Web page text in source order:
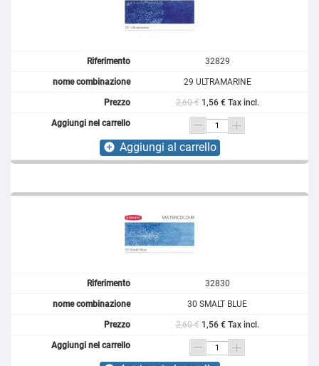
32829
29 ULTRAMARINE
2,60 € 1,56 € Tax incl.
add_circle Aggiungi al carrello
32830
30 SMALT BLUE
2,60 € 1,56 € Tax incl.